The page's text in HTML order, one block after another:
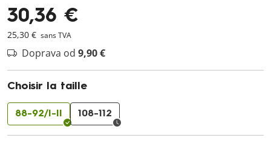
30,36 €
25,30 € sans TVA
Doprava od 9,90 €
Choisir la taille
88-92/I-II 108-112